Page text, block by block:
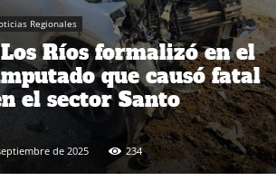
Regionales
Ríos formalizó en el
que causó fatal
el sector Santo
de 2025 234